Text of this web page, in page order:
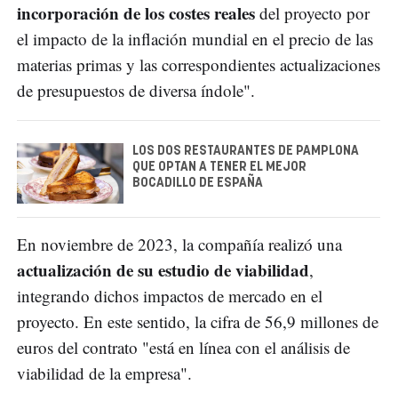
incorporación de los costes reales del proyecto por
el impacto de la inflación mundial en el precio de las
materias primas y las correspondientes actualizaciones
de presupuestos de diversa índole".
LOS DOS RESTAURANTES DE PAMPLONA
QUE OPTAN A TENER EL MEJOR
BOCADILLO DE ESPAÑA
En noviembre de 2023, la compañía realizó una
actualización de su estudio de viabilidad,
integrando dichos impactos de mercado en el
proyecto. En este sentido, la cifra de 56,9 millones de
euros del contrato "está en línea con el análisis de
viabilidad de la empresa".